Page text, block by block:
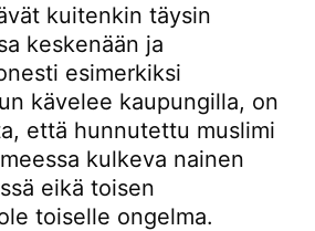
kuitenkin täysin
keskenään ja
esimerkiksi
kävelee kaupungilla, on
että hunnutettu muslimi
kulkeva nainen
eikä toisen
toiselle ongelma.